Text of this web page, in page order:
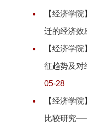
【经济学
迁的经济效
【经济学
征趋势及对
05-28
【经济学
比较研究